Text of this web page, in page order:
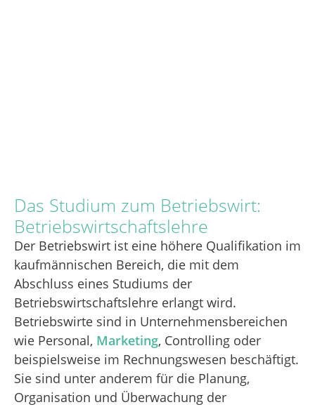
Das Studium zum Betriebswirt:
Betriebswirtschaftslehre
Der Betriebswirt ist eine höhere Qualifikation im
kaufmännischen Bereich, die mit dem
Abschluss eines Studiums der
Betriebswirtschaftslehre erlangt wird.
Betriebswirte sind in Unternehmensbereichen
wie Personal, Marketing, Controlling oder
beispielsweise im Rechnungswesen beschäftigt.
Sie sind unter anderem für die Planung,
Organisation und Überwachung der